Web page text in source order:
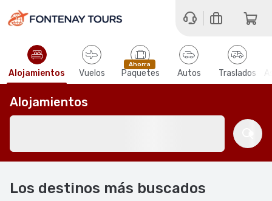
Alojamientos Vuelos
Ahorra
Paquetes Autos Traslados
Alojamientos
Los destinos más buscados